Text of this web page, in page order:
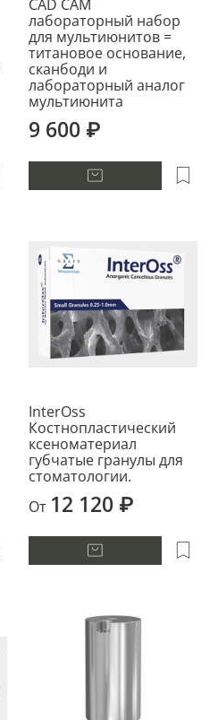
CAD CAM
лабораторный набор
для мультиюнитов =
титановое основание,
сканбоди и
лабораторный аналог
мультиюнита
9 600 ₽
InterOss
Костнопластический
ксеноматериал
губчатые гранулы для
стоматологии.
От 12 120 ₽